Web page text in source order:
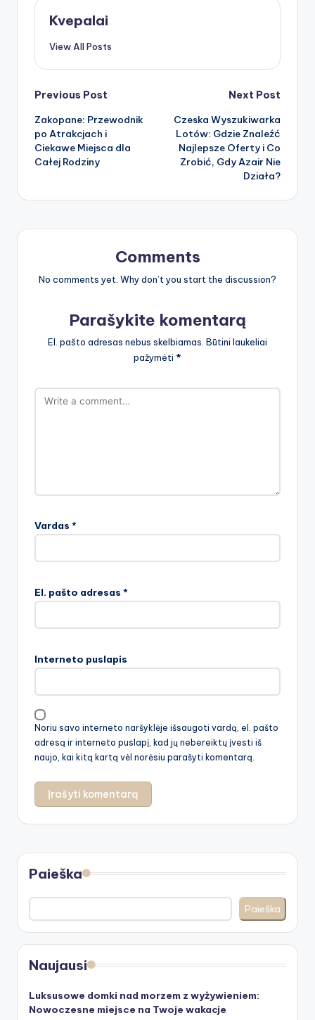
Kvepalai
View All Posts
Post
navigation
Previous Post
Zakopane: Przewodnik
po Atrakcjach i
Ciekawe Miejsca dla
Całej Rodziny
Next Post
Czeska Wyszukiwarka
Lotów: Gdzie Znaleźć
Najlepsze Oferty i Co
Zrobić, Gdy Azair Nie
Działa?
Comments
No comments yet. Why don’t you start the discussion?
Parašykite komentarą
El. pašto adresas nebus skelbiamas. Būtini laukeliai
pažymėti *
Vardas *
El. pašto adresas *
Interneto puslapis
Noriu savo interneto naršyklėje išsaugoti vardą, el. pašto
adresą ir interneto puslapį, kad jų nebereiktų įvesti iš
naujo, kai kitą kartą vėl norėsiu parašyti komentarą.
Paieška
Paieška
Naujausi
Luksusowe domki nad morzem z wyżywieniem:
Nowoczesne miejsce na Twoje wakacje